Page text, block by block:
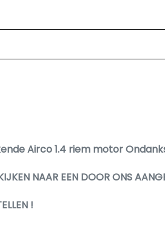
Airco 1.4 riem motor
NAAR EEN DOOR ONS
!